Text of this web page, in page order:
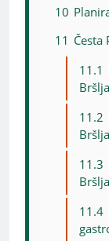
10
11 Česta
11.1
11.2
11.3
11.4